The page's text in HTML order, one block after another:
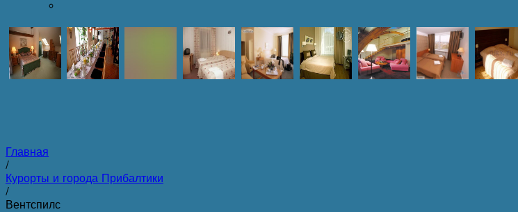
Главная
/
Курорты и города Прибалтики
/
Вентспилс